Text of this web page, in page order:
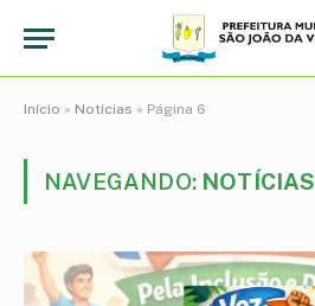
Início » Notícias » Página 6
NAVEGANDO: NOTÍCIAS